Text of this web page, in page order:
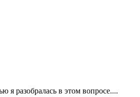
разобралась в этом вопросе....